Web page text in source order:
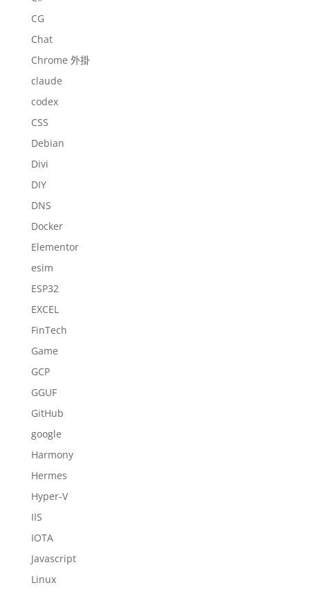
CG
Chat
Chrome 外掛
claude
codex
CSS
Debian
Divi
DIY
DNS
Docker
Elementor
esim
ESP32
EXCEL
FinTech
Game
GCP
GGUF
GitHub
google
Harmony
Hermes
Hyper-V
IIS
IOTA
Javascript
Linux